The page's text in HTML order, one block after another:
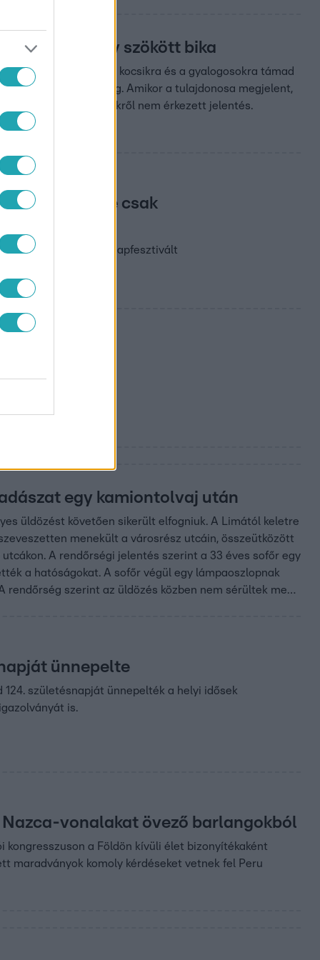
az utcán egy szökött bika
ahogy az állat a kocsikra és a gyalogosokra támad
elfogta a rendőrség. Amikor a tulajdonosa megjelent,
helyi média. Sérültekről nem érkezett jelentés.
szokás, de csak
az ősi inka Napfesztivált
egy kamiontolvaj után
üldözést követően sikerült elfogniuk. A Limától keletre
menekült a városrész utcáin, összeütközött
A rendőrségi jelentés szerint a 33 éves sofőr egy
a hatóságokat. A sofőr végül egy lámpaoszlopnak
szerint az üldözés közben nem sérültek meg
ünnepelte
születésnapját ünnepelték a helyi idősek
is.
vonalakat övező barlangokból
a Földön kívüli élet bizonyítékaként
maradványok komoly kérdéseket vetnek fel Peru